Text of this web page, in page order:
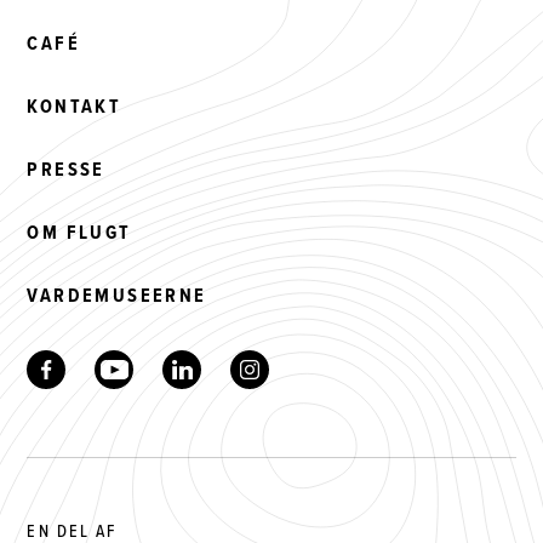
CAFÉ
KONTAKT
PRESSE
OM FLUGT
VARDEMUSEERNE
EN DEL AF